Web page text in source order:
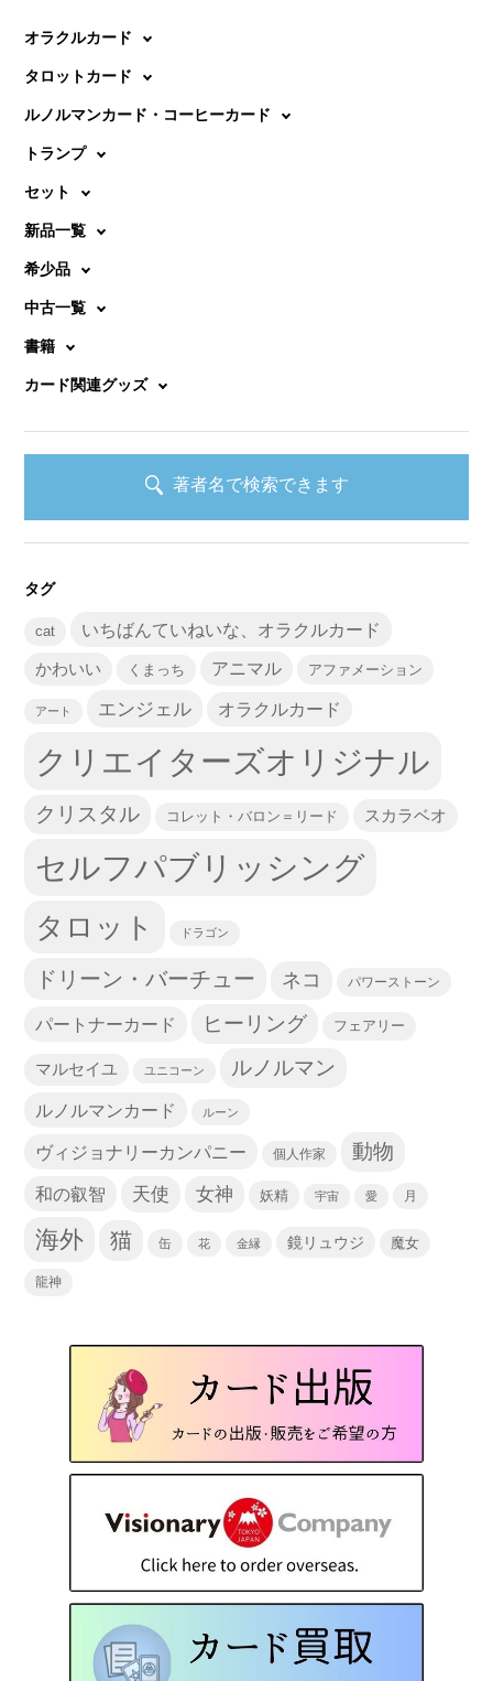
オラクルカード
タロットカード
ルノルマンカード・コーヒーカード
トランプ
セット
新品一覧
希少品
中古一覧
書籍
カード関連グッズ
著者名で検索できます
タグ
cat いちばんていねいな、オラクルカード
かわいい くまっち アニマル アファメーション
アート エンジェル オラクルカード
クリエイターズオリジナル
クリスタル コレット・バロン＝リード スカラベオ
セルフパブリッシング
タロット ドラゴン
ドリーン・バーチュー ネコ パワーストーン
パートナーカード ヒーリング フェアリー
マルセイユ ユニコーン ルノルマン
ルノルマンカード ルーン
ヴィジョナリーカンパニー 個人作家 動物
和の叡智 天使 女神 妖精 宇宙 愛 月
海外 猫 缶 花 金縁 鏡リュウジ 魔女
龍神